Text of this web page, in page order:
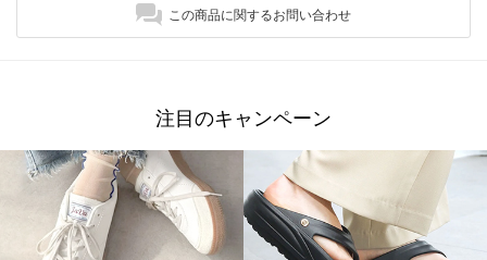
この商品に関するお問い合わせ
注目のキャンペーン